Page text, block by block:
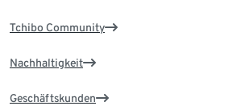
Tchibo Community
Nachhaltigkeit
Geschäftskunden